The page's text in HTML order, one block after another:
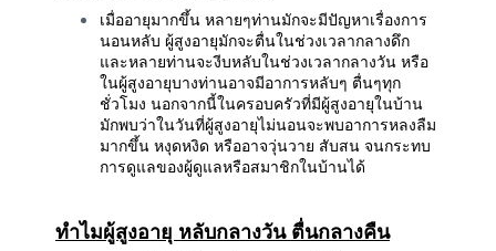
เมื่ออายุมากขึ้น หลายๆท่านมักจะมีปัญหาเรื่องการ
นอนหลับ ผู้สูงอายุมักจะตื่นในช่วงเวลากลางดึก
และหลายท่านจะงีบหลับในช่วงเวลากลางวัน หรือ
ในผู้สูงอายุบางท่านอาจมีอาการหลับๆ ตื่นๆทุก
ชั่วโมง นอกจากนี้ในครอบครัวที่มีผู้สูงอายุในบ้าน
มักพบว่าในวันที่ผู้สูงอายุไม่นอนจะพบอาการหลงลืม
มากขึ้น หงุดหงิด หรืออาจวุ่นวาย สับสน จนกระทบ
การดูแลของผู้ดูแลหรือสมาชิกในบ้านได้
ทำไมผู้สูงอายุ หลับกลางวัน ตื่นกลางคืน